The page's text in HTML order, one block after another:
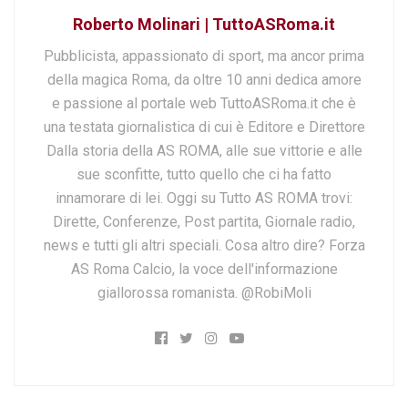
Roberto Molinari | TuttoASRoma.it
Pubblicista, appassionato di sport, ma ancor prima
della magica Roma, da oltre 10 anni dedica amore
e passione al portale web TuttoASRoma.it che è
una testata giornalistica di cui è Editore e Direttore
Dalla storia della AS ROMA, alle sue vittorie e alle
sue sconfitte, tutto quello che ci ha fatto
innamorare di lei. Oggi su Tutto AS ROMA trovi:
Dirette, Conferenze, Post partita, Giornale radio,
news e tutti gli altri speciali. Cosa altro dire? Forza
AS Roma Calcio, la voce dell'informazione
giallorossa romanista. @RobiMoli